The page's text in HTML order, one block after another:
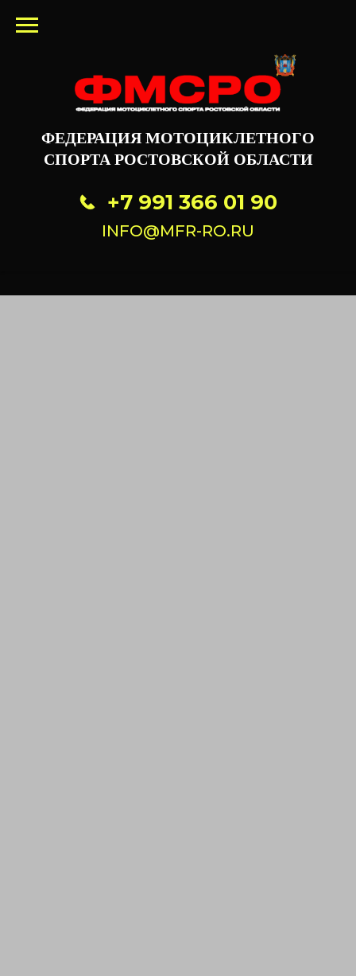
ФЕДЕРАЦИЯ МОТОЦИКЛЕТНОГО
СПОРТА РОСТОВСКОЙ ОБЛАСТИ
+7 991 366 01 90
INFO@MFR-RO.RU